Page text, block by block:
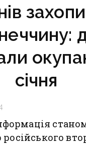
січня
російського